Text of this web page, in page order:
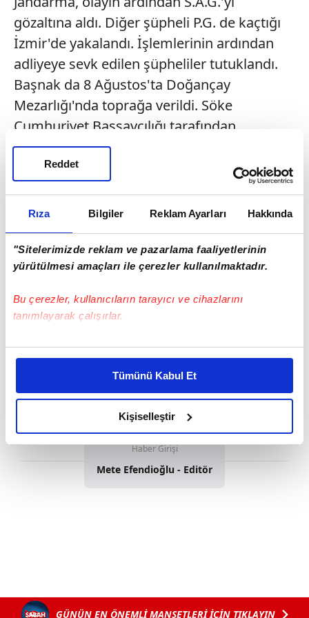
Rıza Bilgiler Reklam Ayarları Hakkında
"Sitelerimizde reklam ve pazarlama faaliyetlerinin
yürütülmesi amaçları ile çerezler kullanılmaktadır.
Bu çerezler, kullanıcıların tarayıcı ve cihazlarını
tanımlayarak çalışırlar.
Bu çerezlere izin vermeniz halinde sizlere özel
daha iyi reklam deneyimi yaşatabiliriz. Bunu yaparken
amacımızın size daha iyi bir reklam deneyimi sunmak
olduğunu ve sizlere en iyi içerikleri sunabilmek adına
elimizden gelen çabayı gösterdiğimizi ve bu noktada,
reklamların maliyetlerimizi karşılamak noktasında tek gelir
kalemimiz olduğunu sizlere hatırlatmak isteriz.
kullanılmaktadır. Bu çerezler vasıtasıyla çeşitli kişisel
verileriniz işlenmekte olup gerekli olan çerezler bilgi
Tümünü Kabul Et
Kişiselleştir
Reddet
gözaltına aldı. Diğer şüpheli P.G. de kaçtığı
İzmir'de yakalandı. İşlemlerinin ardından
adliyeye sevk edilen şüpheliler tutuklandı.
Başnak da 8 Ağustos'ta Doğançay
Mezarlığı'nda toprağa verildi. Söke
Cumhuriyet Başsavcılığı tarafından
hazırlanan iddianamede sanık S.A.G.
hakkında kasten öldürmeden müebbet
hapis, suça sürüklenen çocuk P.G. hakkında
15 yıla kadar hapis istendi. İddianamede
ayrıca olayda yaralanan Akyüz'e yönelik
eylemleri nedeniyle P.G. hakkında 4 aya
kadar, S.A.G. hakkında 1 yıla kadar hapis
cezası talep edildi.
Haber Girişi
Mete Efendioğlu - Editör
GÜNÜN EN ÖNEMLİ MANŞETLERİ İÇİN TIKLAYIN